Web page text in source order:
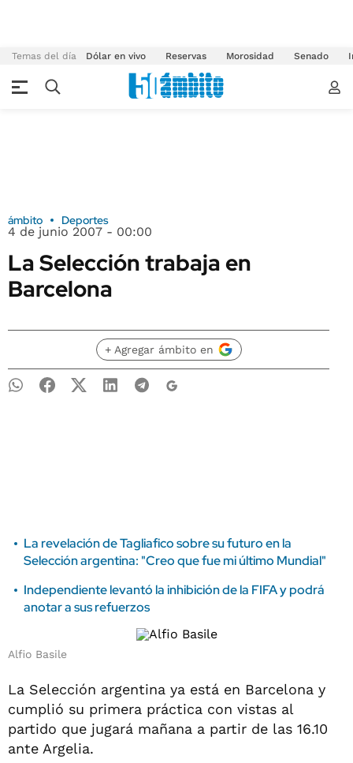
Temas del día Dólar en vivo Reservas Morosidad Senado
ámbito Deportes
4 de junio 2007 - 00:00
La Selección trabaja en
Barcelona
+ Agregar ámbito en
La revelación de Tagliafico sobre su futuro en la
Selección argentina: "Creo que fue mi último Mundial"
Independiente levantó la inhibición de la FIFA y podrá
anotar a sus refuerzos
Alfio Basile
La Selección argentina ya está en Barcelona y
cumplió su primera práctica con vistas al
partido que jugará mañana a partir de las 16.10
ante Argelia.